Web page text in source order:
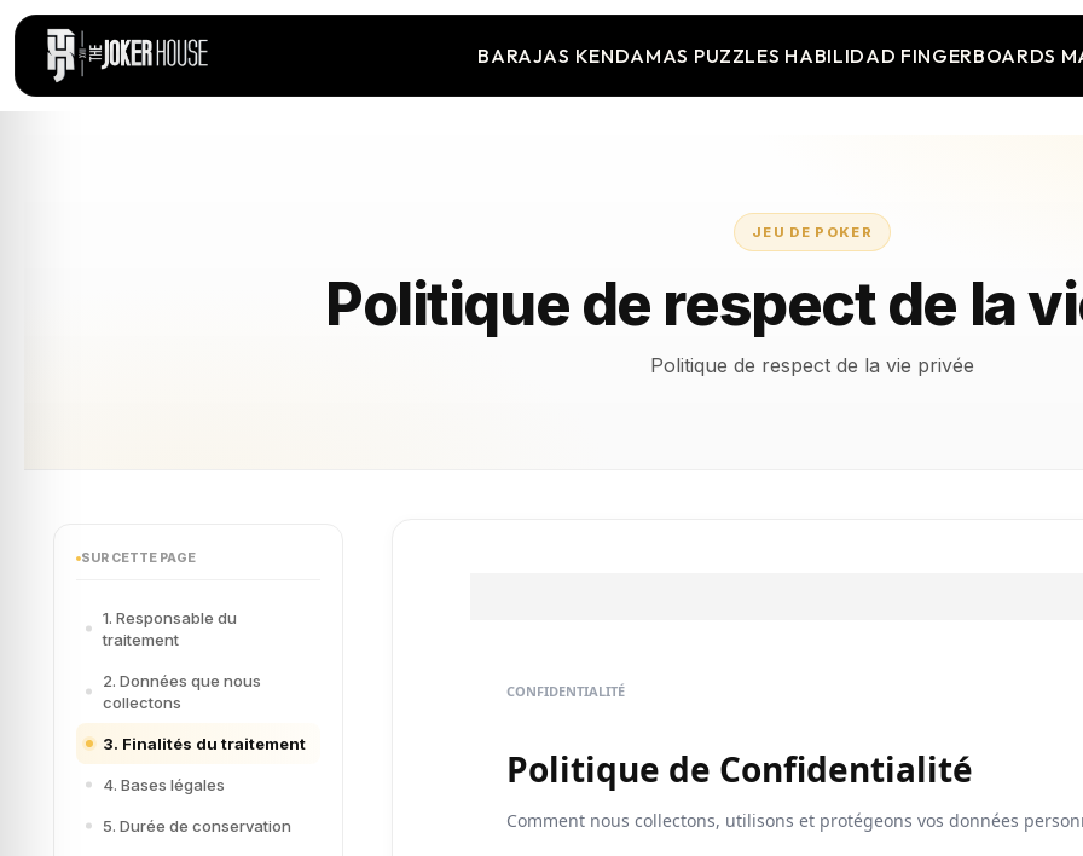
BARAJAS KENDAMAS PUZZLES HABILIDAD FINGERBOARDS
JEU DE POKER
Politique de respect de la
Politique de respect de la vie privée
SUR CETTE PAGE
1. Responsable du
traitement
2. Données que nous
collectons
3. Finalités du traitement
4. Bases légales
5. Durée de conservation
CONFIDENTIALITÉ
Politique de Confidentialité
Comment nous collectons, utilisons et protégeons vos données